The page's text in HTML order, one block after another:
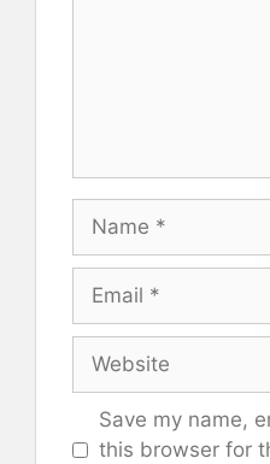
Name
Email
Website
Save my name,
this browser for